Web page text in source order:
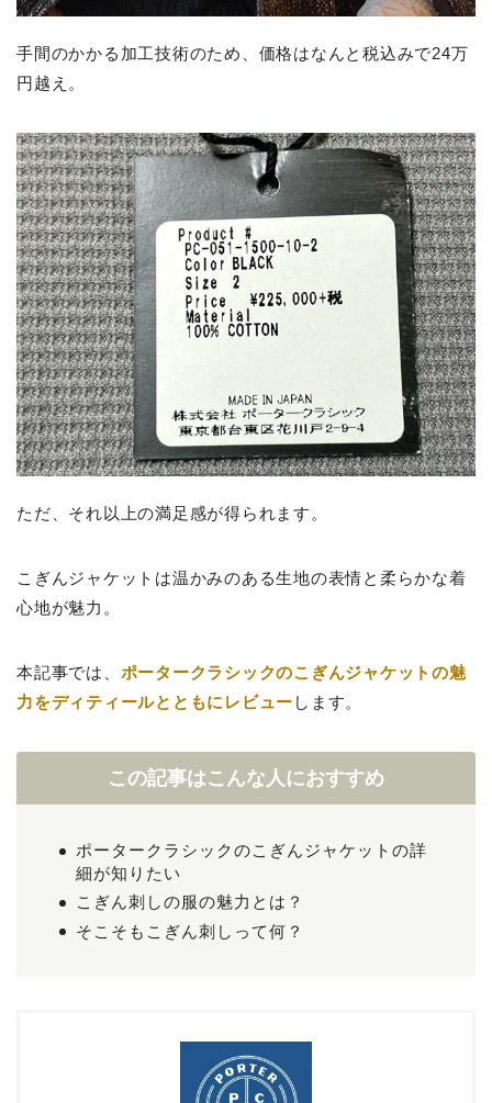
手間のかかる加工技術のため、価格はなんと税込みで24万
円越え。
ただ、それ以上の満足感が得られます。
こぎんジャケットは温かみのある生地の表情と柔らかな着
心地が魅力。
本記事では、 ポータークラシックのこぎんジャケットの魅
力をディティールとともにレビュー します。
この記事はこんな人におすすめ
ポータークラシックのこぎんジャケットの詳
細が知りたい
こぎん刺しの服の魅力とは？
そこそもこぎん刺しって何？